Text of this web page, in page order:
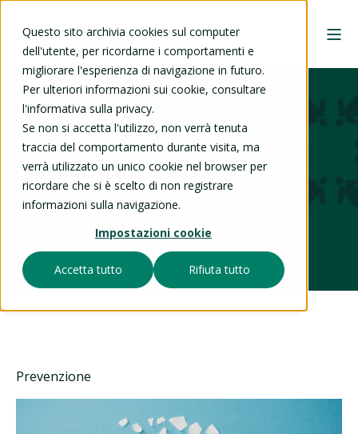
Questo sito archivia cookies sul computer
dell'utente, per ricordarne i comportamenti e
migliorare l'esperienza di navigazione in futuro.
Per ulteriori informazioni sui cookie, consultare
l'informativa sulla privacy.
Se non si accetta l'utilizzo, non verrà tenuta
traccia del comportamento durante visita, ma
verrà utilizzato un unico cookie nel browser per
ricordare che si è scelto di non registrare
informazioni sulla navigazione.
Impostazioni cookie
Accetta tutto Rifiuta tutto
11 nov 2025
Prevenire la
demenza si può
Prevenzione